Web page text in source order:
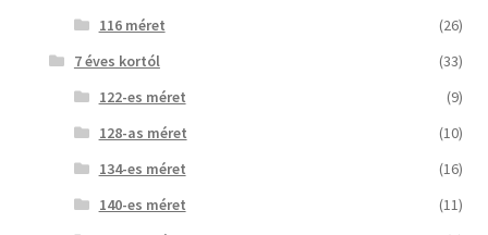
116 méret
(26)
7 éves kortól
(33)
122-es méret
(9)
128-as méret
(10)
134-es méret
(16)
140-es méret
(11)